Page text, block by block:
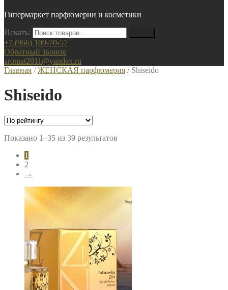
Гипермаркет парфюмерии и косметики
Искать:
+7 (966) 109-70-57
Обратный звонок
aromat2011@yandex.ru
Главная /ЖЕНСКАЯ парфюмерия / Shiseido
Shiseido
Показано 1–35 из 39 результатов
1
2
→